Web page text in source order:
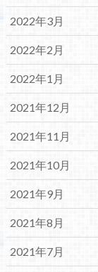
2022年3月
2022年2月
2022年1月
2021年12月
2021年11月
2021年10月
2021年9月
2021年8月
2021年7月